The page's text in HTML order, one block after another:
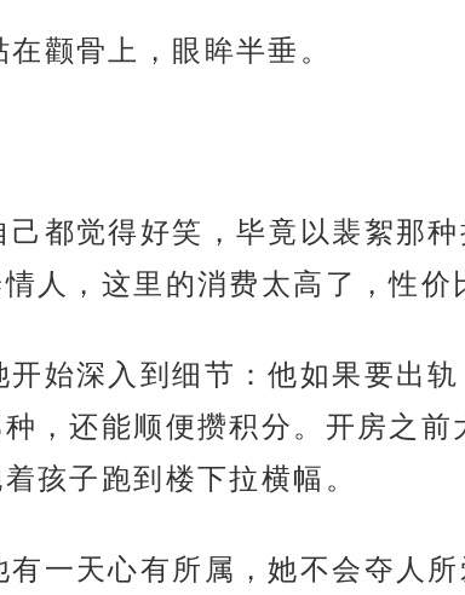
颧骨上，眼眸半垂。
都觉得好笑，毕竟以裴絮那
人，这里的消费太高了，性价
始深入到细节：他如果要出
，还能顺便攒积分。开房之
孩子跑到楼下拉横幅。
一天心有所属，她不会夺人所